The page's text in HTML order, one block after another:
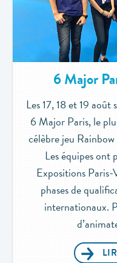
6 Major
Les 17, 18 et 19 août
6 Major Paris, le
célèbre jeu
Les équipes ont
Expositions Paris-
phases de
internationaux.